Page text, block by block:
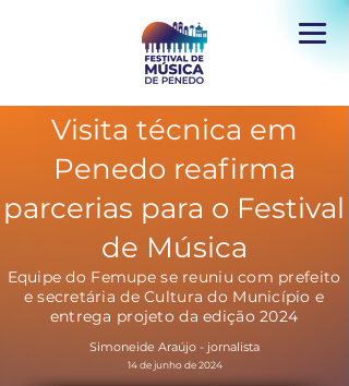
Visita técnica em
Penedo reafirma
parcerias para o Festival
de Música
Equipe do Femupe se reuniu com prefeito
e secretária de Cultura do Município e
entrega projeto da edição 2024
Simoneide Araújo - jornalista
14 de junho de 2024